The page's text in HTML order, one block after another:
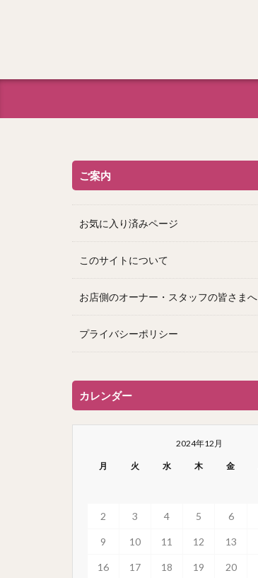
ご案内
お気に入り済みページ
このサイトについて
お店側のオーナー・スタッフの皆さまへ
プライバシーポリシー
カレンダー
2024年12月
月 火 水 木 金
2 3 4 5 6
9 10 11 12 13
16 17 18 19 20